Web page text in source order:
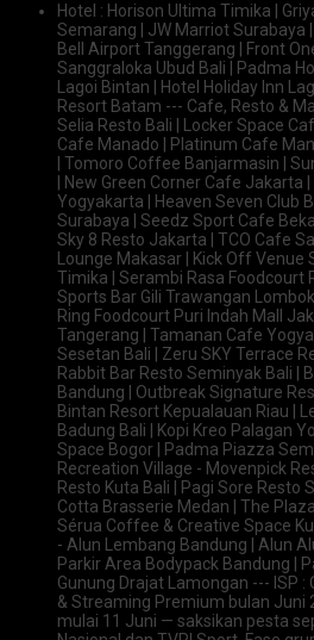
Hotel : Horison Ultima Timika |
Semarang | JW Marriot Surabaya
Bell Airport Tanggerang | Front
Sanggraloka Ubud Bali | Padma
Lagoi Bintan | Hotel Holiday Inn
Resort Batam --- Cafe, Resto &
Selia Resto Bali | Locker Space
Cafe Manado | Platinum Cafe
| Tomoro Coffee Banjarmasin |
| New Green Corner Cafe
Yogyakarta | Heaven Seven Club
Surabaya | Seedz Sport Cafe
Sky 8 Resto Jakarta | TCO Cafe
Lounge Makasar | Kick Off
Timika | Serambi Rasa Foodcourt
Sports Bar Gili Trawangan
Ring Foodcourt Puri Indah Mall
Tangerang | Tamanan Cafe
Sesetan Bali | Zeru SKY Terrace
Rabbit Bar Resto Seminyak Bali |
Bandung | Outbreak Signature
Bintan Resort Kepualauan Riau |
Badung Bali | Kopi Kreo Palagan
Space Bogor | Padma Piazza
Recreation Village - Movenpick
Resto Kuta Bali | Pagi Sore Resto
Cotta Brasserie Medan | The
Sérua Coffee & Creative Space
- Alun Lembang Bandung | Alun
Parkir Area Bodypack Bandung |
Gunung Drajat Lamongan --- ISP
& Streaming Premium bulan Juni
mulai 11 Juni — saksikan pesta